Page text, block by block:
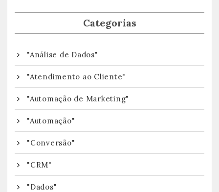
Categorias
"Análise de Dados"
"Atendimento ao Cliente"
"Automação de Marketing"
"Automação"
"Conversão"
"CRM"
"Dados"